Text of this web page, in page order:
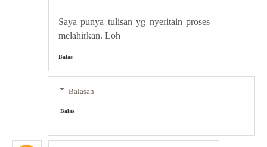
Saya punya tulisan yg nyeritain proses
melahirkan. Loh
Balas
Balasan
Balas